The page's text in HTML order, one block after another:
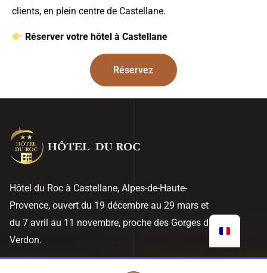
clients, en plein centre de Castellane.
Réserver votre hôtel à Castellane
Réservez
Hôtel du Roc à Castellane, Alpes-de-Haute-
Provence, ouvert du 19 décembre au 29 mars et
du 7 avril au 11 novembre, proche des Gorges du
Verdon.